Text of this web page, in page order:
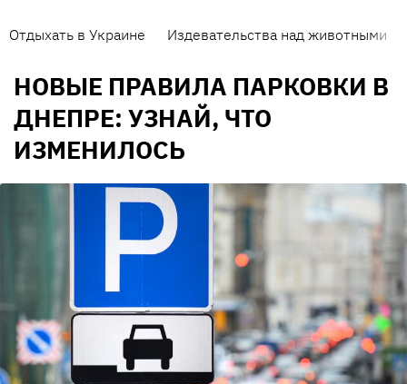
Отдыхать в Украине Издевательства над животными
НОВЫЕ ПРАВИЛА ПАРКОВКИ В
ДНЕПРЕ: УЗНАЙ, ЧТО
ИЗМЕНИЛОСЬ